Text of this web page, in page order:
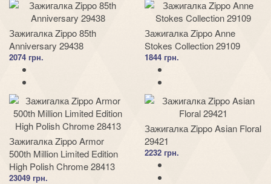
Зажигалка Zippo 85th
Anniversary 29438
2074 грн.
Зажигалка Zippo Anne
Stokes Collection 29109
1844 грн.
Зажигалка Zippo Armor
500th Million Limited Edition
High Polish Chrome 28413
23049 грн.
Зажигалка Zippo Asian Floral
29421
2232 грн.